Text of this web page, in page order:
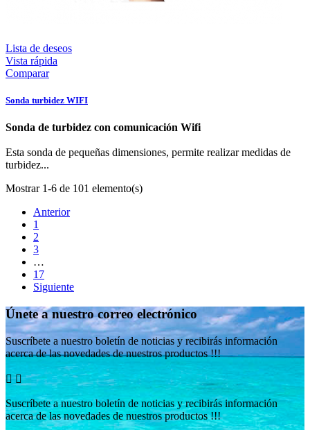
Lista de deseos
Vista rápida
Comparar
Sonda turbidez WIFI
Sonda de turbidez con comunicación Wifi
Esta sonda de pequeñas dimensiones, permite realizar medidas de
turbidez...
Mostrar 1-6 de 101 elemento(s)
Anterior
1
2
3
…
17
Siguiente
Únete a nuestro correo electrónico
Suscríbete a nuestro boletín de noticias y recibirás información
acerca de las novedades de nuestros productos !!!
 
Suscríbete a nuestro boletín de noticias y recibirás información
acerca de las novedades de nuestros productos !!!